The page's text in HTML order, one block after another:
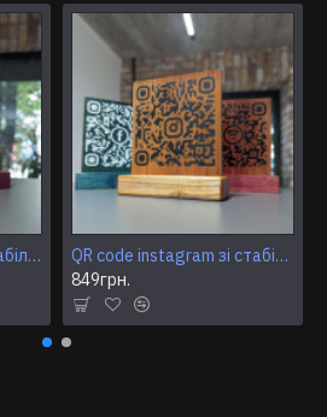
QR code Facebook зі стабілізованої деревени.
QR code instagram зі стабілізованої деревени.
849грн.